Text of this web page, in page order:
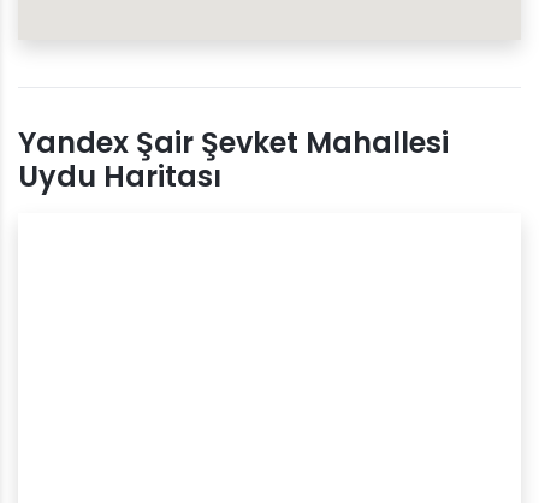
Yandex Şair Şevket Mahallesi
Uydu Haritası